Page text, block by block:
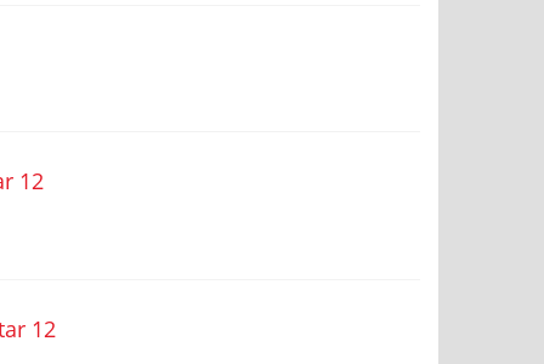
12
12